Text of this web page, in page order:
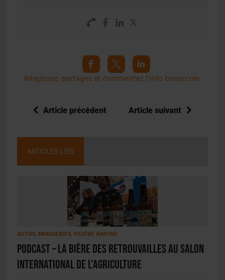
Réagissez, partagez et commentez l’info brassicole.
Article précédent Article suivant
ARTICLES LIÉS
ACTUS, BRASSERIES, FILIÈRE AMONT
PODCAST – La bière des retrouvailles au Salon
International de l’Agriculture